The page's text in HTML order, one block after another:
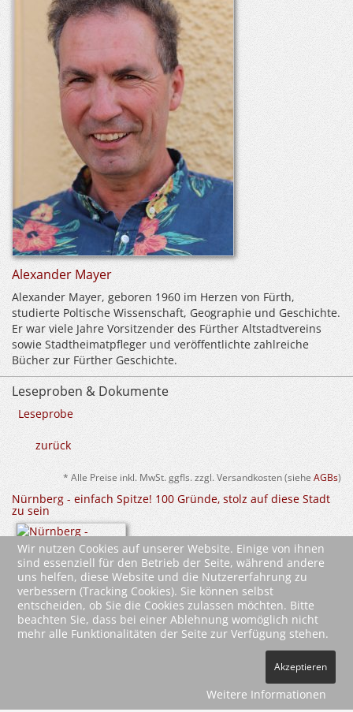
Alexander Mayer
Alexander Mayer, geboren 1960 im Herzen von Fürth,
studierte Poltische Wissenschaft, Geographie und Geschichte.
Er war viele Jahre Vorsitzender des Fürther Altstadtvereins
sowie Stadtheimatpfleger und veröffentlichte zahlreiche
Bücher zur Fürther Geschichte.
Leseproben & Dokumente
Leseprobe
zurück
* Alle Preise inkl. MwSt. ggfls. zzgl. Versandkosten (siehe AGBs)
Nürnberg - einfach Spitze! 100 Gründe, stolz auf diese Stadt
zu sein
Vertrag widerrufen
Wir nutzen Cookies auf unserer Website. Einige von ihnen
sind essenziell für den Betrieb der Seite, während andere
uns helfen, diese Website und die Nutzererfahrung zu
verbessern (Tracking Cookies). Sie können selbst
entscheiden, ob Sie die Cookies zulassen möchten. Bitte
beachten Sie, dass bei einer Ablehnung womöglich nicht
mehr alle Funktionalitäten der Seite zur Verfügung stehen.
Akzeptieren
Weitere Informationen